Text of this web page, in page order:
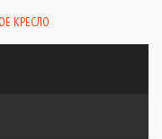
КРЕСЛО